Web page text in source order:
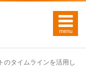
のタイムラインを活用し